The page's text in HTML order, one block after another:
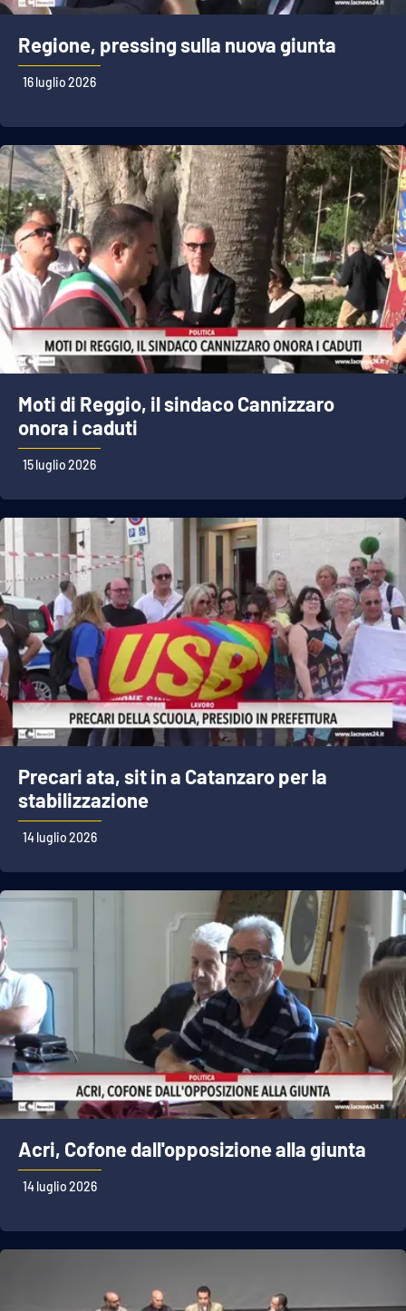
Regione, pressing sulla nuova giunta
16 luglio 2026
Moti di Reggio, il sindaco Cannizzaro
onora i caduti
15 luglio 2026
Precari ata, sit in a Catanzaro per la
stabilizzazione
14 luglio 2026
Acri, Cofone dall'opposizione alla giunta
14 luglio 2026